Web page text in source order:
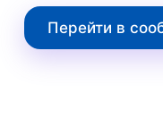
Перейти в